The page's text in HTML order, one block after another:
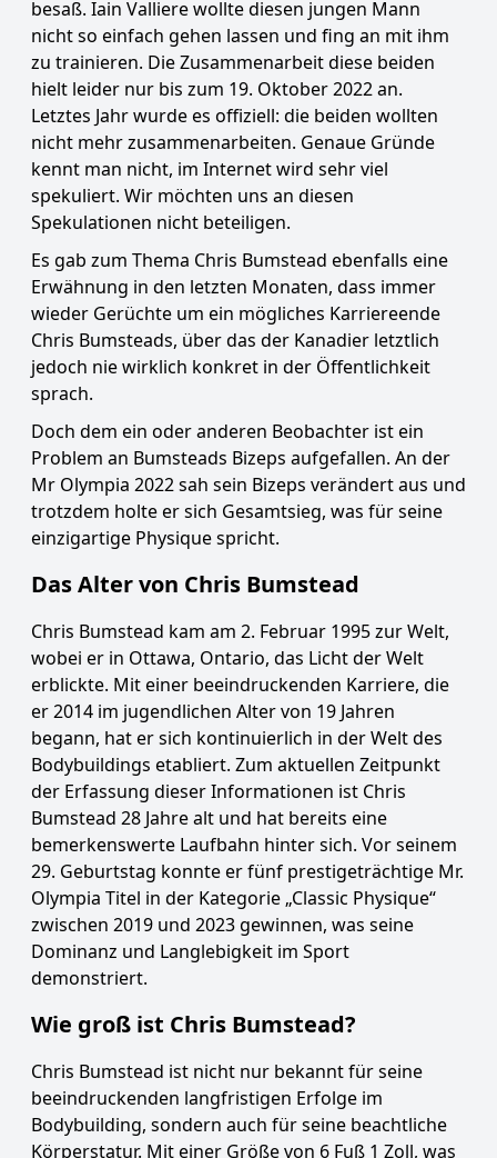
besaß. Iain Valliere wollte diesen jungen Mann
nicht so einfach gehen lassen und fing an mit ihm
zu trainieren. Die Zusammenarbeit diese beiden
hielt leider nur bis zum 19. Oktober 2022 an.
Letztes Jahr wurde es offiziell: die beiden wollten
nicht mehr zusammenarbeiten. Genaue Gründe
kennt man nicht, im Internet wird sehr viel
spekuliert. Wir möchten uns an diesen
Spekulationen nicht beteiligen.
Es gab zum Thema Chris Bumstead ebenfalls eine
Erwähnung in den letzten Monaten, dass immer
wieder Gerüchte um ein mögliches Karriereende
Chris Bumsteads, über das der Kanadier letztlich
jedoch nie wirklich konkret in der Öffentlichkeit
sprach.
Doch dem ein oder anderen Beobachter ist ein
Problem an Bumsteads Bizeps aufgefallen. An der
Mr Olympia 2022 sah sein Bizeps verändert aus und
trotzdem holte er sich Gesamtsieg, was für seine
einzigartige Physique spricht.
Das Alter von Chris Bumstead
Chris Bumstead kam am 2. Februar 1995 zur Welt,
wobei er in Ottawa, Ontario, das Licht der Welt
erblickte. Mit einer beeindruckenden Karriere, die
er 2014 im jugendlichen Alter von 19 Jahren
begann, hat er sich kontinuierlich in der Welt des
Bodybuildings etabliert. Zum aktuellen Zeitpunkt
der Erfassung dieser Informationen ist Chris
Bumstead 28 Jahre alt und hat bereits eine
bemerkenswerte Laufbahn hinter sich. Vor seinem
29. Geburtstag konnte er fünf prestigeträchtige Mr.
Olympia Titel in der Kategorie „Classic Physique“
zwischen 2019 und 2023 gewinnen, was seine
Dominanz und Langlebigkeit im Sport
demonstriert.
Wie groß ist Chris Bumstead?
Chris Bumstead ist nicht nur bekannt für seine
beeindruckenden langfristigen Erfolge im
Bodybuilding, sondern auch für seine beachtliche
Körperstatur. Mit einer Größe von 6 Fuß 1 Zoll, was